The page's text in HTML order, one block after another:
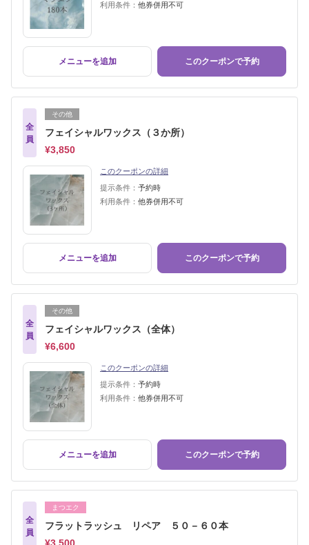
利用条件： 他券併用不可
メニューを追加 このクーポンで予約
全
員
その他
フェイシャルワックス（３か所）
¥3,850
このクーポンの詳細
提示条件： 予約時
利用条件： 他券併用不可
メニューを追加 このクーポンで予約
全
員
その他
フェイシャルワックス（全体）
¥6,600
このクーポンの詳細
提示条件： 予約時
利用条件： 他券併用不可
メニューを追加 このクーポンで予約
全
員
まつエク
フラットラッシュ リペア ５０－６０本